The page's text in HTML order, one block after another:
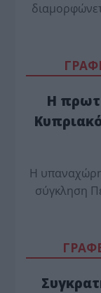
Η
Η
σύγκληση